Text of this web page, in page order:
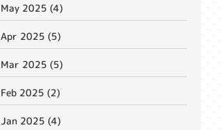
May 2025 (4)
Apr 2025 (5)
Mar 2025 (5)
Feb 2025 (2)
Jan 2025 (4)